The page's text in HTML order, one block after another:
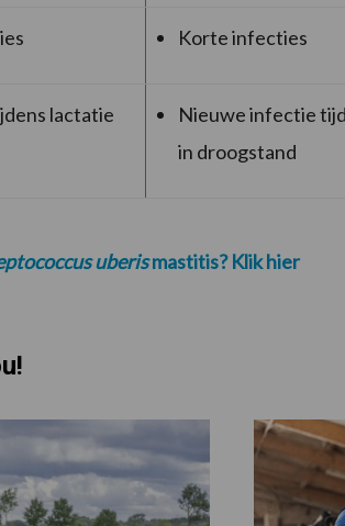
Korte infecties
lactatie
Nieuwe infectie
in droogstand
uberismastitis? Klik hier